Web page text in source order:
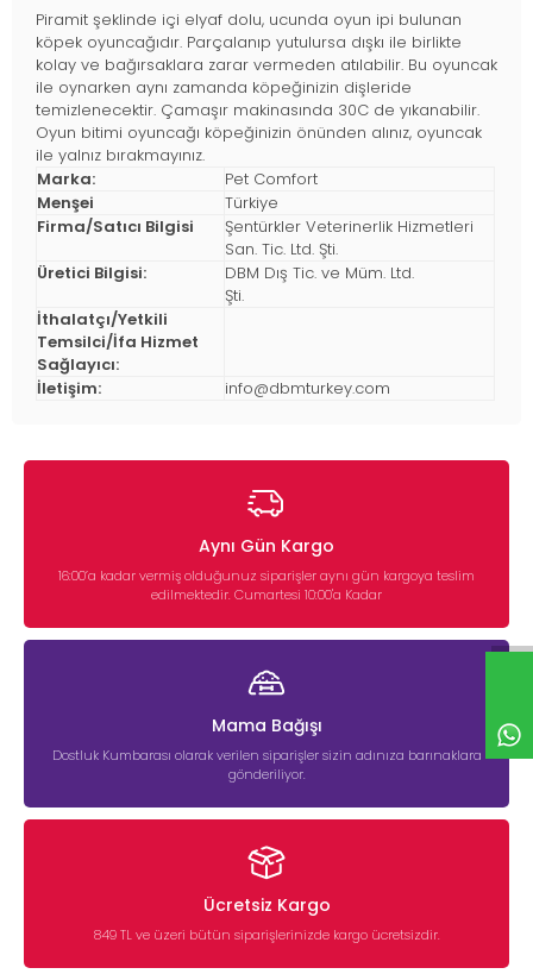
Piramit şeklinde içi elyaf dolu, ucunda oyun ipi bulunan
köpek oyuncağıdır. Parçalanıp yutulursa dışkı ile birlikte
kolay ve bağırsaklara zarar vermeden atılabilir. Bu oyuncak
ile oynarken aynı zamanda köpeğinizin dişleride
temizlenecektir. Çamaşır makinasında 30C de yıkanabilir.
Oyun bitimi oyuncağı köpeğinizin önünden alınız, oyuncak
ile yalnız bırakmayınız.
Marka:
Pet Comfort
Menşei
Türkiye
Firma/Satıcı Bilgisi
Şentürkler Veterinerlik Hizmetleri
San. Tic. Ltd. Şti.
Üretici Bilgisi:
DBM Dış Tic. ve Müm. Ltd.
Şti.
İthalatçı/Yetkili
Temsilci/İfa Hizmet
Sağlayıcı:
İletişim:
info@dbmturkey.com
Aynı Gün Kargo
16:00’a kadar vermiş olduğunuz siparişler aynı gün kargoya teslim
edilmektedir. Cumartesi 10:00'a Kadar
Mama Bağışı
Dostluk Kumbarası olarak verilen siparişler sizin adınıza barınaklara
gönderiliyor.
Ücretsiz Kargo
849 TL ve üzeri bütün siparişlerinizde kargo ücretsizdir.